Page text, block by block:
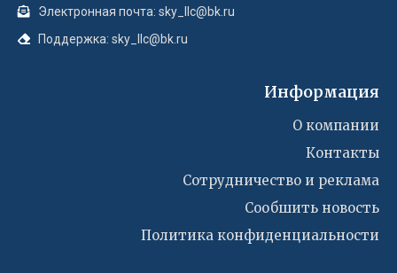
Электронная почта: sky_llc@bk.ru
Поддержка: sky_llc@bk.ru
Информация
О компании
Контакты
Сотрудничество и реклама
Сообшить новость
Политика конфиденциальности